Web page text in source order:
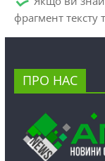
фрагмент тексту
ПРО НАС